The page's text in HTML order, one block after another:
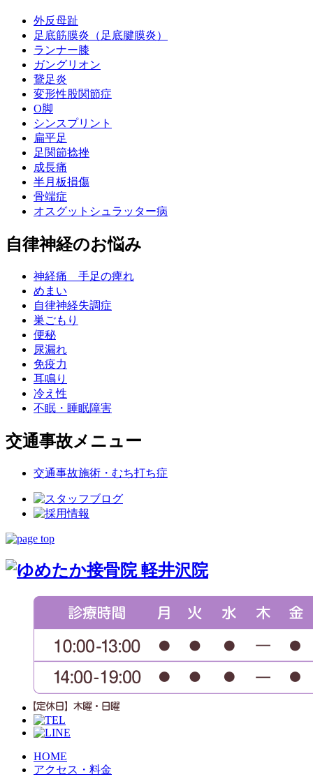
外反母趾
足底筋膜炎（足底腱膜炎）
ランナー膝
ガングリオン
鵞足炎
変形性股関節症
O脚
シンスプリント
扁平足
足関節捻挫
成長痛
半月板損傷
骨端症
オスグットシュラッター病
自律神経のお悩み
神経痛 手足の痺れ
めまい
自律神経失調症
巣ごもり
便秘
尿漏れ
免疫力
耳鳴り
冷え性
不眠・睡眠障害
交通事故メニュー
交通事故施術・むち打ち症
HOME
アクセス・料金